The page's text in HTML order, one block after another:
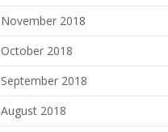
November 2018
October 2018
September 2018
August 2018